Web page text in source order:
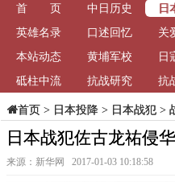
首 页 中日历史 日
英雄名录
口述回忆 关
本站动态
黄埔军校 日
砥柱中流
抗战研究 抗
首页> 日本投降> 日本战犯>
日本战犯佐古龙祐侵
来源：新华网 2017-01-03 10:18:58